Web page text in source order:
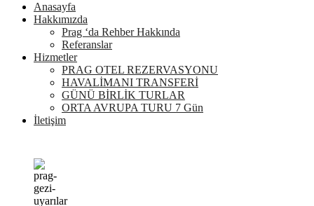
Anasayfa
Hakkımızda
Prag ‘da Rehber Hakkında
Referanslar
Hizmetler
PRAG OTEL REZERVASYONU
HAVALİMANI TRANSFERİ
GÜNÜ BİRLİK TURLAR
ORTA AVRUPA TURU 7 Gün
İletişim